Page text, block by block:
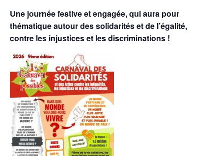
Une journée festive et engagée, qui aura pour
thématique autour des solidarités et de l’égalité,
contre les injustices et les discriminations !